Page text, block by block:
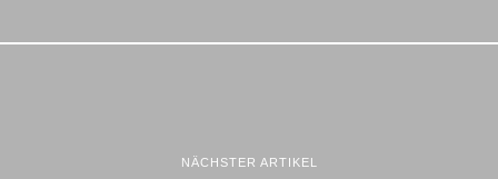
NÄCHSTER ARTIKEL